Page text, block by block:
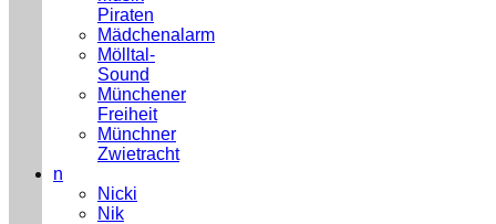
Piraten
Mädchenalarm
Mölltal-
Sound
Münchener
Freiheit
Münchner
Zwietracht
n
Nicki
Nik